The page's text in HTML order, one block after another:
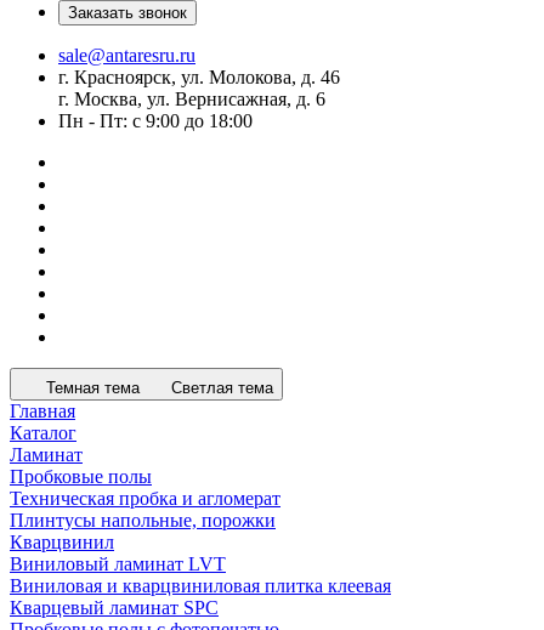
Заказать звонок
sale@antaresru.ru
г. Красноярск, ул. Молокова, д. 46
г. Москва, ул. Вернисажная, д. 6
Пн - Пт: с 9:00 до 18:00
Темная тема Светлая тема
Главная
Каталог
Ламинат
Пробковые полы
Техническая пробка и агломерат
Плинтусы напольные, порожки
Кварцвинил
Виниловый ламинат LVT
Виниловая и кварцвиниловая плитка клеевая
Кварцевый ламинат SPC